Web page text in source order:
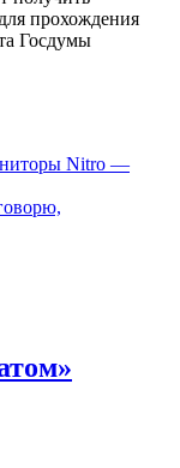
прохождения
Госдумы
Nitro —